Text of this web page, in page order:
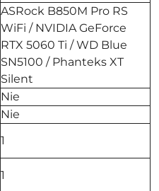
ASRock B850M Pro RS
WiFi / NVIDIA GeForce
RTX 5060 Ti / WD Blue
SN5100 / Phanteks XT
Silent
Nie
Nie
1
1